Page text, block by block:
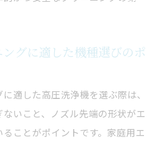
グに適した機種選びのポ
適した高圧洗浄機を選ぶ際は、
いこと、ノズル先端の形状がエ
ことがポイントです。家庭用エ